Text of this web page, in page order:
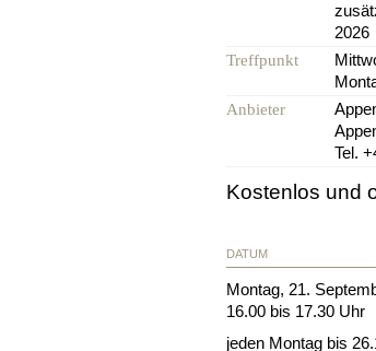
2026
Treffpunkt
Anbieter
Tel.
Kostenlos und
DATUM
Montag, 21.
16.00 bis 17.30 Uhr
jeden Montag bis